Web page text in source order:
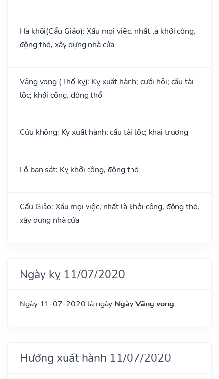
Hà khôi(Cẩu Giảo): Xấu mọi việc, nhất là khởi công,
động thổ, xây dựng nhà cửa
Vãng vong (Thổ kỵ): Kỵ xuất hành; cưới hỏi; cầu tài
lộc; khởi công, động thổ
Cửu không: Kỵ xuất hành; cầu tài lộc; khai trương
Lỗ ban sát: Kỵ khởi công, động thổ
Cẩu Giảo: Xấu mọi việc, nhất là khởi công, động thổ,
xây dựng nhà cửa
Ngày kỵ 11/07/2020
Ngày 11-07-2020 là ngày Ngày Vãng vong.
Hướng xuất hành 11/07/2020